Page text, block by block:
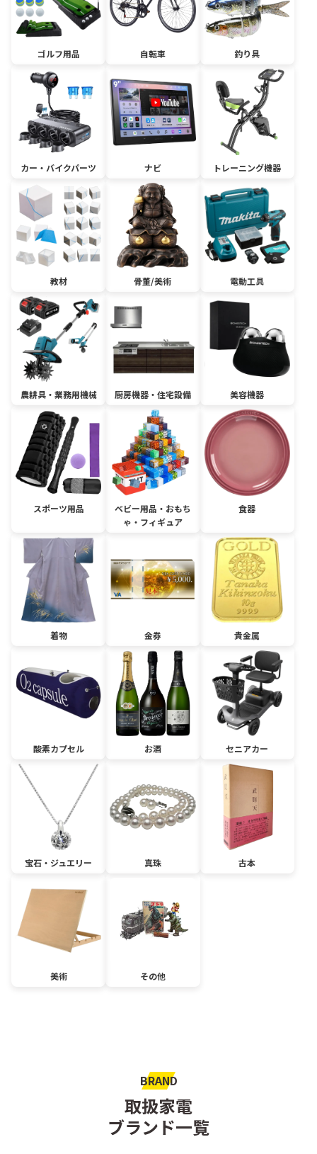
ゴルフ用品 自転車 釣り具
カー・バイクパーツ ナビ トレーニング機器
教材 骨董/美術 電動工具
農耕具・業務用機械 厨房機器・住宅設備 美容機器
スポーツ用品
ベビー用品・おもち
ゃ・フィギュア
食器
着物 金券 貴金属
酸素カプセル お酒 セニアカー
宝石・ジュエリー 真珠 古本
美術 その他
BRAND
取扱家電
ブランド一覧